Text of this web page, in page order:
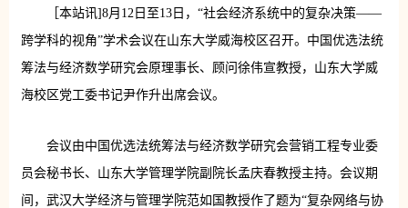
［本站讯]8月12日至13日，“社会经济系统中的复杂决策——
跨学科的视角”学术会议在山东大学威海校区召开。中国优选法统
筹法与经济数学研究会原理事长、顾问徐伟宣教授，山东大学威
海校区党工委书记尹作升出席会议。
会议由中国优选法统筹法与经济数学研究会营销工程专业委
员会秘书长、山东大学管理学院副院长孟庆春教授主持。会议期
间，武汉大学经济与管理学院范如国教授作了题为“复杂网络与协